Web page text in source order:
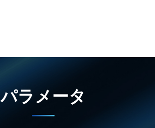
パラメータ